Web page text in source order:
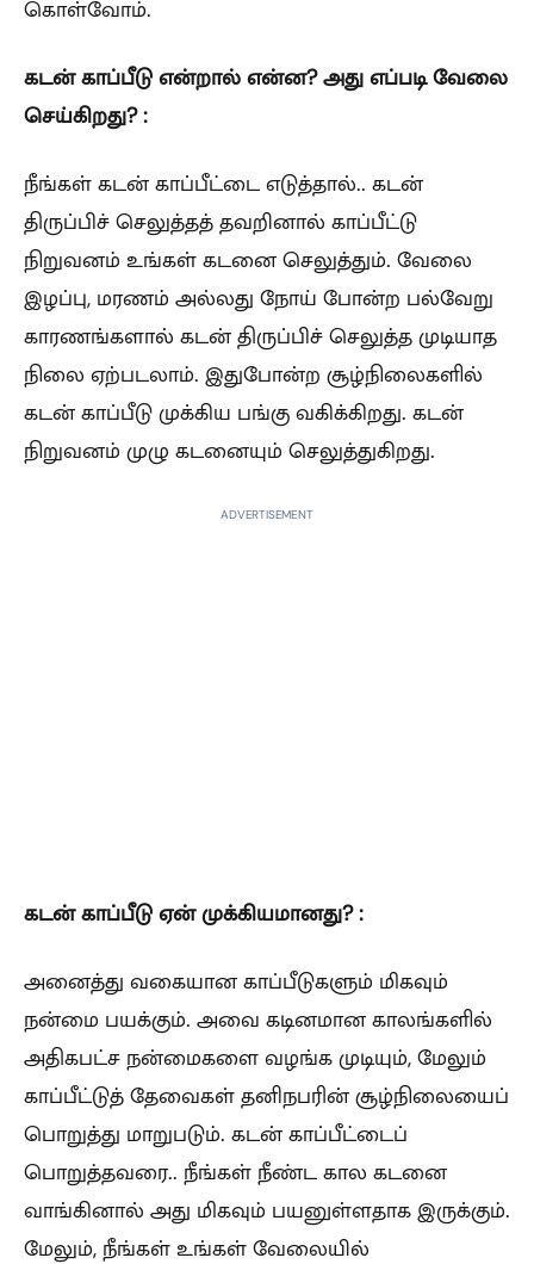
கொள்வோம்.
கடன் காப்பீடு என்றால் என்ன? அது எப்படி வேலை
செய்கிறது? :
நீங்கள் கடன் காப்பீட்டை எடுத்தால்.. கடன்
திருப்பிச் செலுத்தத் தவறினால் காப்பீட்டு
நிறுவனம் உங்கள் கடனை செலுத்தும். வேலை
இழப்பு, மரணம் அல்லது நோய் போன்ற பல்வேறு
காரணங்களால் கடன் திருப்பிச் செலுத்த முடியாத
நிலை ஏற்படலாம். இதுபோன்ற சூழ்நிலைகளில்
கடன் காப்பீடு முக்கிய பங்கு வகிக்கிறது. கடன்
நிறுவனம் முழு கடனையும் செலுத்துகிறது.
ADVERTISEMENT
கடன் காப்பீடு ஏன் முக்கியமானது? :
அனைத்து வகையான காப்பீடுகளும் மிகவும்
நன்மை பயக்கும். அவை கடினமான காலங்களில்
அதிகபட்ச நன்மைகளை வழங்க முடியும், மேலும்
காப்பீட்டுத் தேவைகள் தனிநபரின் சூழ்நிலையைப்
பொறுத்து மாறுபடும். கடன் காப்பீட்டைப்
பொறுத்தவரை.. நீங்கள் நீண்ட கால கடனை
வாங்கினால் அது மிகவும் பயனுள்ளதாக இருக்கும்.
மேலும், நீங்கள் உங்கள் வேலையில்